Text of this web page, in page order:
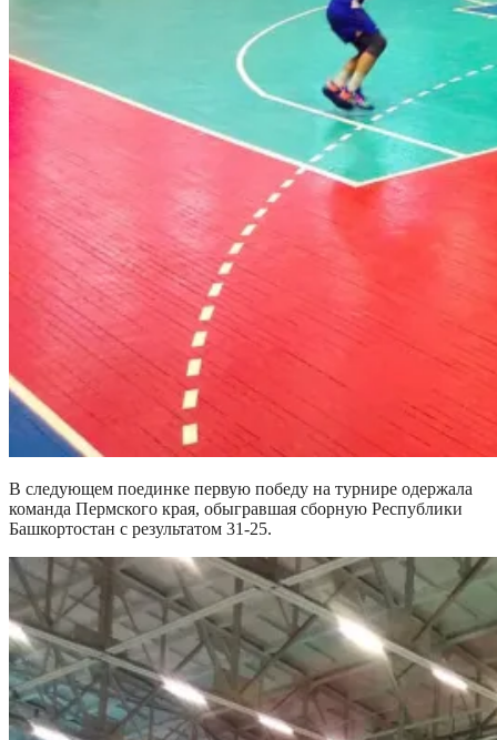
В следующем поединке первую победу на турнире одержала
команда Пермского края, обыгравшая сборную Республики
Башкортостан с результатом 31-25.